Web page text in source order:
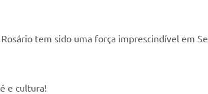
tem sido uma força imprescindível em
e cultura!